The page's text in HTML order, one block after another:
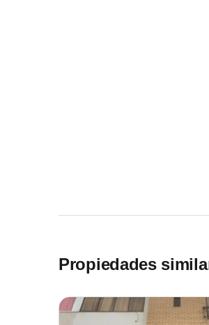
Propiedades